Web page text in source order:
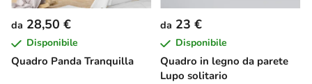
Quadro Panda Tranquilla
da 28,50 €
Disponibile
Quadro in legno da parete
Lupo solitario
da 23 €
Disponibile